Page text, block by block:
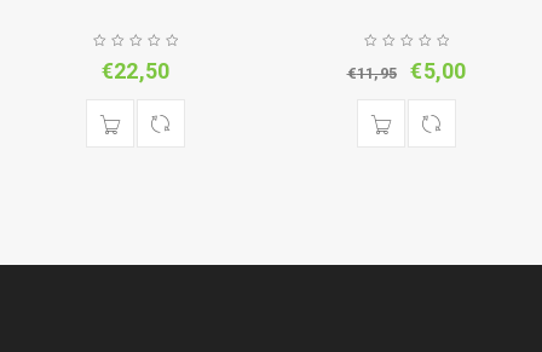
€22,50 €11,95 €5,00